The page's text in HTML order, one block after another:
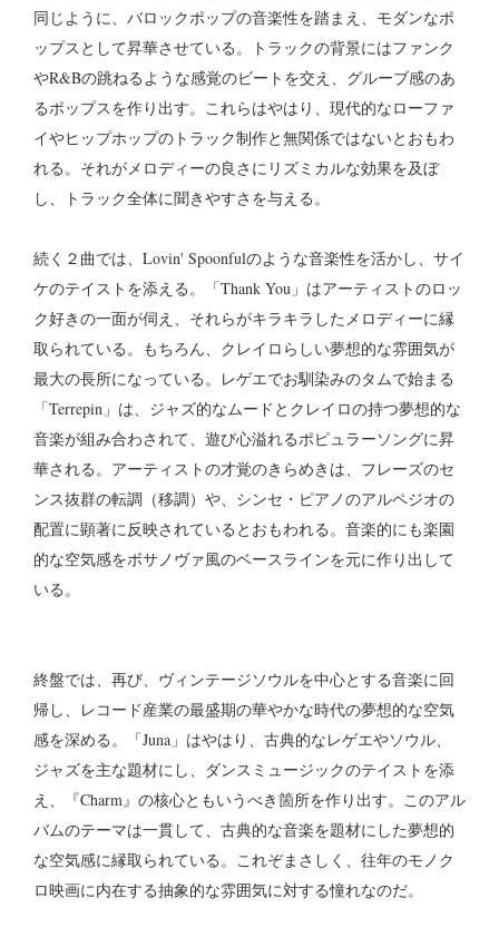
同じように、バロックポップの音楽性を踏まえ、モダンなポ
ップスとして昇華させている。トラックの背景にはファンク
やR&Bの跳ねるような感覚のビートを交え、グルーブ感のあ
るポップスを作り出す。これらはやはり、現代的なローファ
イやヒップホップのトラック制作と無関係ではないとおもわ
れる。それがメロディーの良さにリズミカルな効果を及ぼ
し、トラック全体に聞きやすさを与える。
続く２曲では、Lovin' Spoonfulのような音楽性を活かし、サイ
ケのテイストを添える。「Thank You」はアーティストのロッ
ク好きの一面が伺え、それらがキラキラしたメロディーに縁
取られている。もちろん、クレイロらしい夢想的な雰囲気が
最大の長所になっている。レゲエでお馴染みのタムで始まる
「Terrepin」は、ジャズ的なムードとクレイロの持つ夢想的な
音楽が組み合わされて、遊び心溢れるポピュラーソングに昇
華される。アーティストの才覚のきらめきは、フレーズのセ
ンス抜群の転調（移調）や、シンセ・ピアノのアルペジオの
配置に顕著に反映されているとおもわれる。音楽的にも楽園
的な空気感をボサノヴァ風のベースラインを元に作り出して
いる。
終盤では、再び、ヴィンテージソウルを中心とする音楽に回
帰し、レコード産業の最盛期の華やかな時代の夢想的な空気
感を深める。「Juna」はやはり、古典的なレゲエやソウル、
ジャズを主な題材にし、ダンスミュージックのテイストを添
え、『Charm』の核心ともいうべき箇所を作り出す。このアル
バムのテーマは一貫して、古典的な音楽を題材にした夢想的
な空気感に縁取られている。これぞまさしく、往年のモノク
ロ映画に内在する抽象的な雰囲気に対する憧れなのだ。